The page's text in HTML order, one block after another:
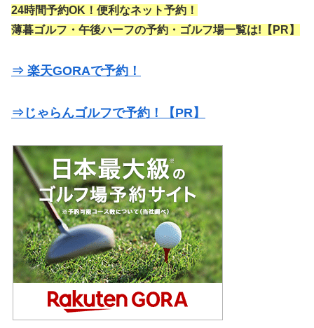
24時間予約OK！便利なネット予約！
薄暮ゴルフ・午後ハーフの予約・ゴルフ場一覧は!【PR】
⇒ 楽天GORAで予約！
⇒じゃらんゴルフで予約！【PR】